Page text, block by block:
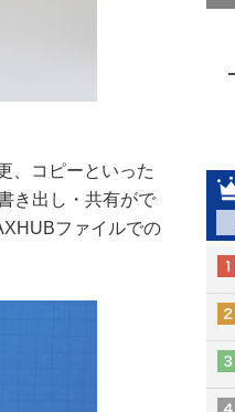
、コピーといった
き出し・共有がで
ファイルでの